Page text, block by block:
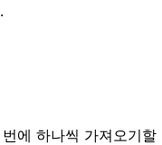
에 하나씩 가져오기할